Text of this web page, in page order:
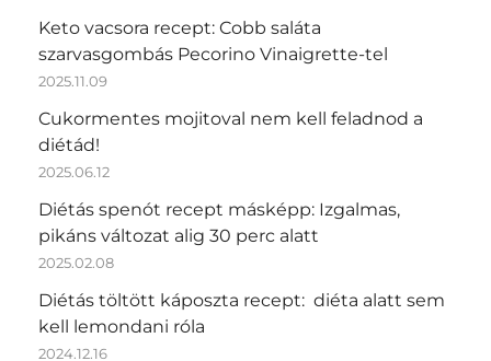
Keto vacsora recept: Cobb saláta
szarvasgombás Pecorino Vinaigrette-tel
2025.11.09
Cukormentes mojitoval nem kell feladnod a
diétád!
2025.06.12
Diétás spenót recept másképp: Izgalmas,
pikáns változat alig 30 perc alatt
2025.02.08
Diétás töltött káposzta recept: diéta alatt sem
kell lemondani róla
2024.12.16